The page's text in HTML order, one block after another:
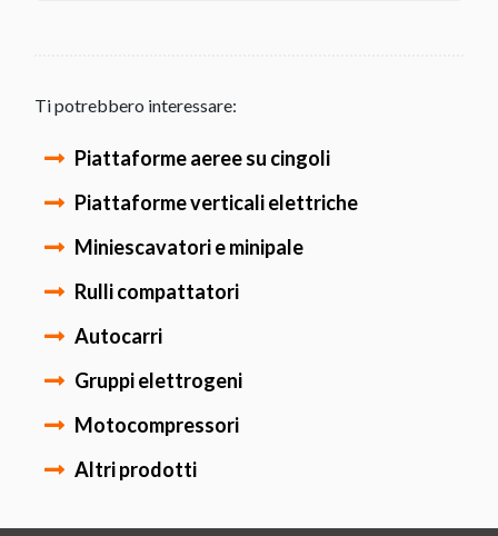
Ti potrebbero interessare:
Piattaforme aeree su cingoli
Piattaforme verticali elettriche
Miniescavatori e minipale
Rulli compattatori
Autocarri
Gruppi elettrogeni
Motocompressori
Altri prodotti